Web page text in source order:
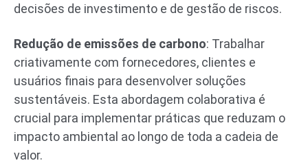
decisões de investimento e de gestão de riscos.
Redução de emissões de carbono: Trabalhar
criativamente com fornecedores, clientes e
usuários finais para desenvolver soluções
sustentáveis. Esta abordagem colaborativa é
crucial para implementar práticas que reduzam o
impacto ambiental ao longo de toda a cadeia de
valor.